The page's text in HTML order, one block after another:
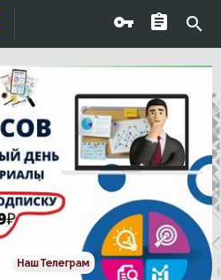
Наш Телеграм